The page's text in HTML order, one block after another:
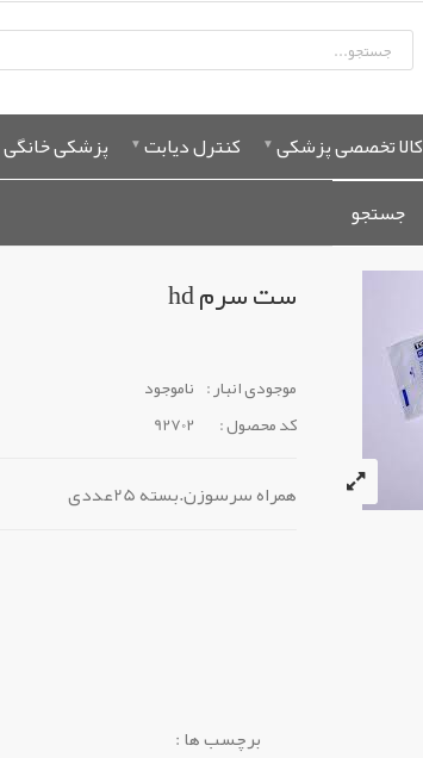
کالا تخصصی پزشکی کنترل دیابت پزشکی خانگی
جستجو
ست سرم hd
موجودی انبار : ناموجود
کد محصول :
92702
همراه سرسوزن.بسته 25عددی
برچسب ها :